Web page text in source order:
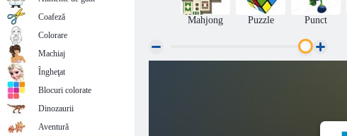
Mahjong Puzzle Punct
Coafeză
Colorare
Machiaj
Îngheţat
Blocuri colorate
Dinozaurii
Aventură